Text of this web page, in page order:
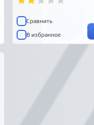
Сравнить
В избранное